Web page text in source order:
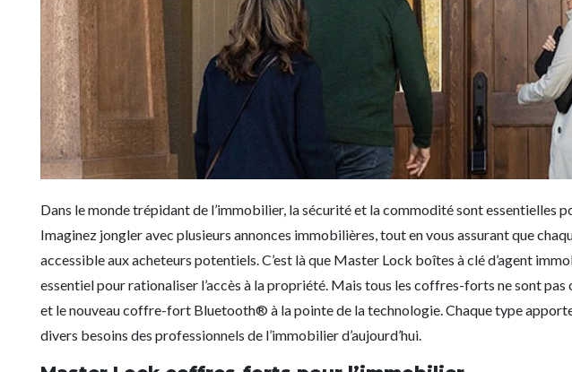
Dans le monde trépidant de l’immobilier, la sécurité et la commodité sont essentielles
Imaginez jongler avec plusieurs annonces immobilières, tout en vous assurant que
accessible aux acheteurs potentiels. C’est là que Master Lock boîtes à clé d’agent
essentiel pour rationaliser l’accès à la propriété. Mais tous les coffres-forts ne sont
et le nouveau coffre-fort Bluetooth® à la pointe de la technologie. Chaque type
divers besoins des professionnels de l’immobilier d’aujourd’hui.